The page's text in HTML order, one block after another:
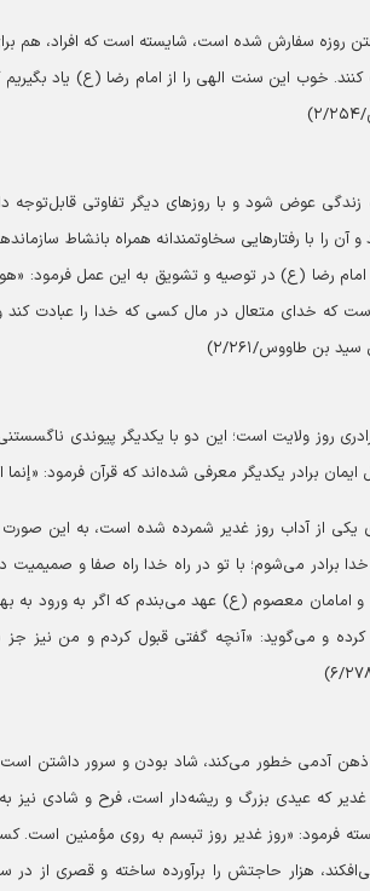
روزه سفارش شده است، شایسته است که افراد، هم
کنند. خوب این سنت الهی را از امام رضا (ع) یاد
عوض شود و با روز‌های دیگر تفاوتی قابل‌توجه
را با رفتار‌هایی سخاوتمندانه همراه بانشاط
امام رضا (ع) در توصیه و تشویق به این عمل فرمود:
که خدای متعال در مال کسی که خدا را عبادت کند
بن طاووس/۲/۲۶۱)
روز ولایت است؛ این دو با یکدیگر پیوندی
برادر یکدیگر معرفی شده‌اند که قرآن فرمود:
یکی از آداب روز غدیر شمرده شده است، به این
خدا برادر می‌شوم؛ با تو در راه خدا راه صفا و
و امامان معصوم (ع) عهد می‌بندم که اگر به ورود
و می‌گوید: «آنچه گفتی قبول کردم و من نیز جز
آدمی خطور می‌کند، شاد بودن و سرور داشتن
غدیر که عیدی بزرگ و ریشه‌دار است، فرح و شادی نیز
فرمود: «روز غدیر روز تبسم به روی مؤمنین است.
هزار حاجتش را برآورده ساخته و قصری از در